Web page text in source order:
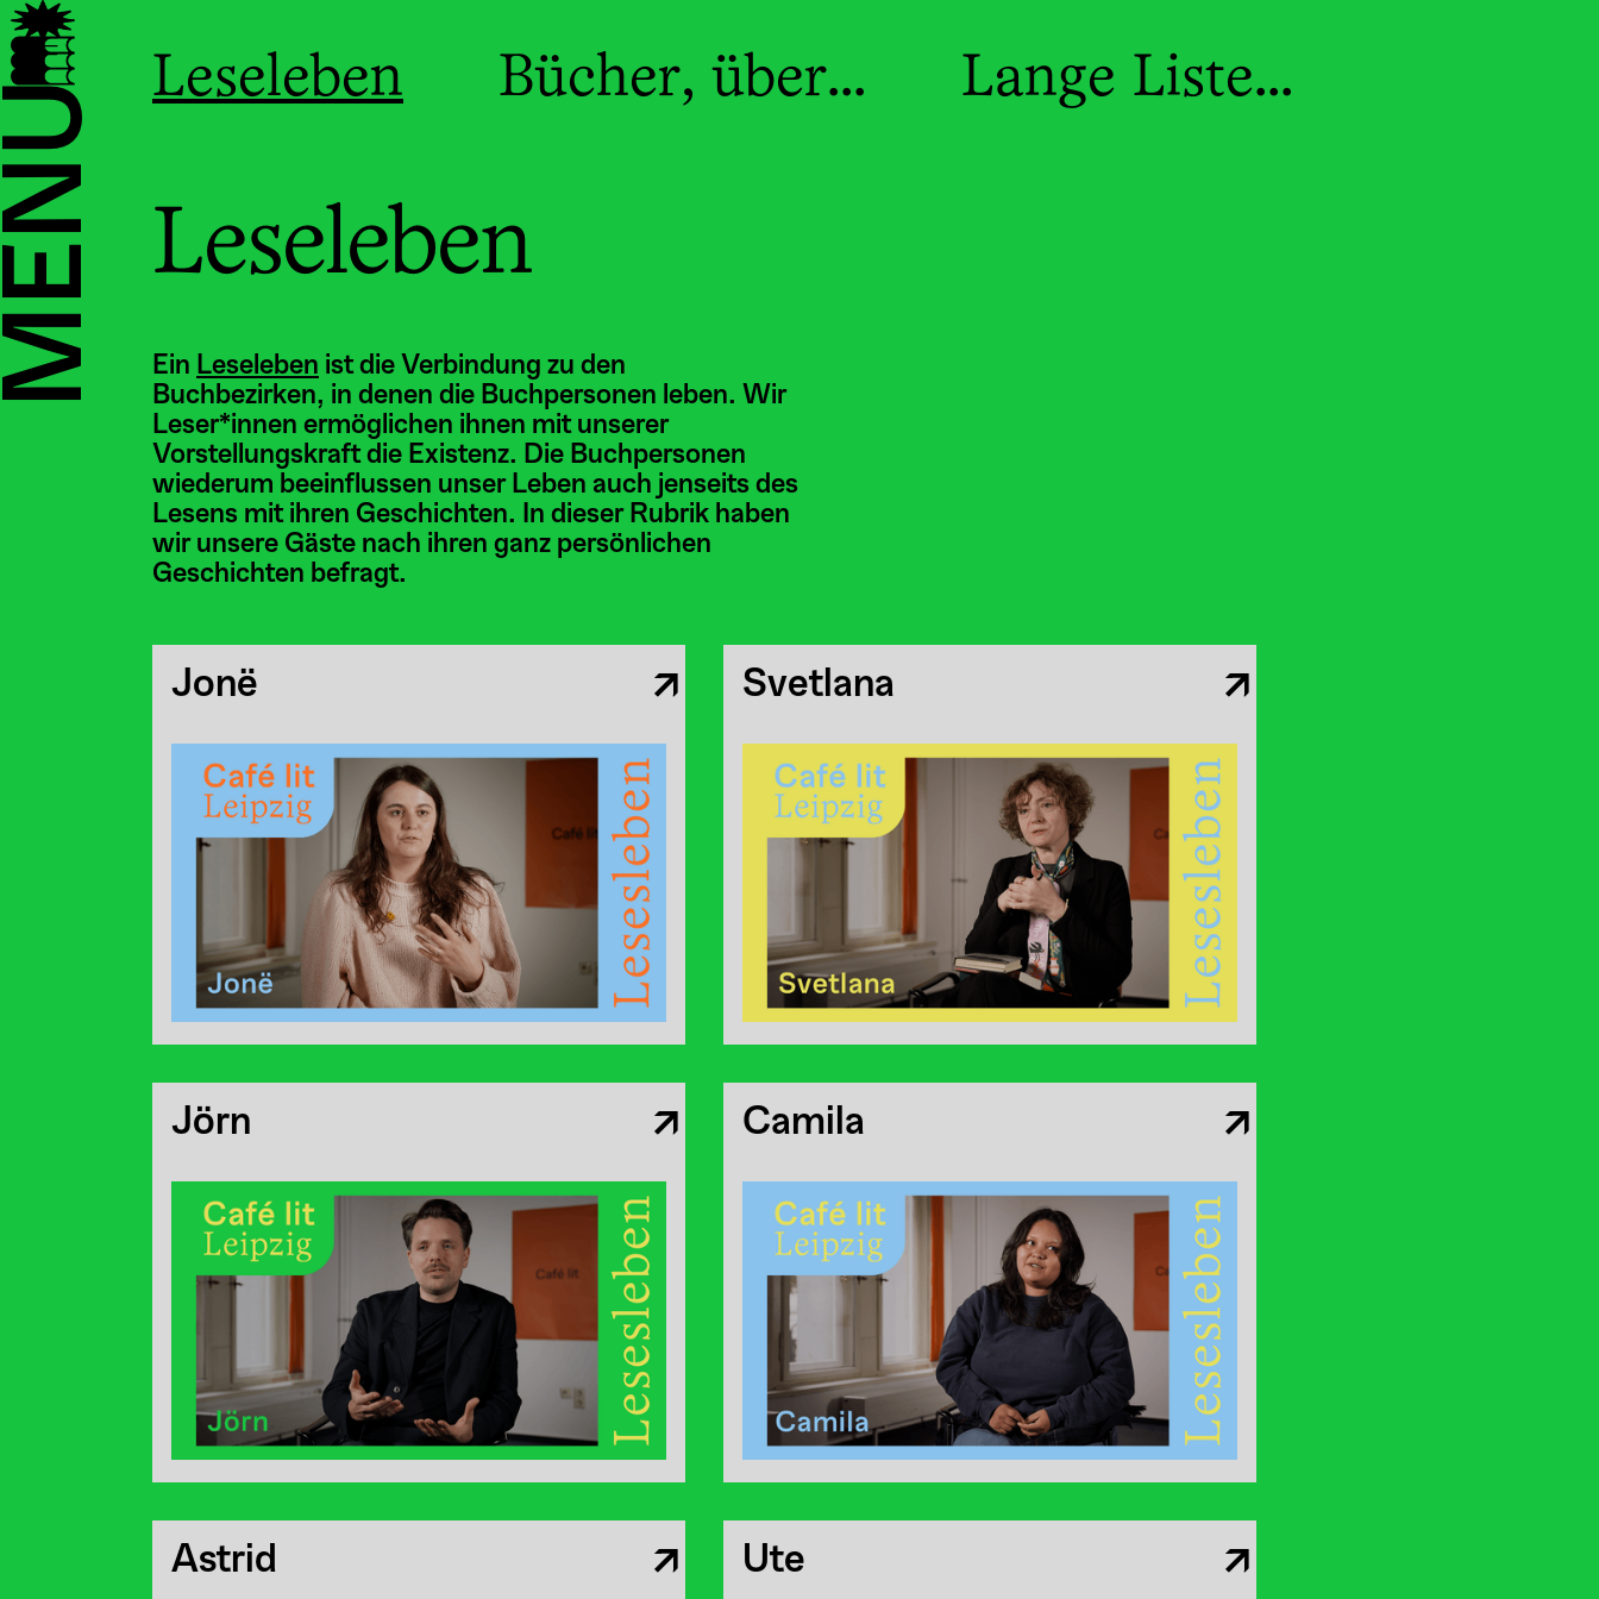
Leseleben Bücher, über... Lange Liste...
Leseleben
Ein Leseleben ist die Verbindung zu den
Buchbezirken, in denen die Buchpersonen leben. Wir
Leser*innen ermöglichen ihnen mit unserer
Vorstellungskraft die Existenz. Die Buchpersonen
wiederum beeinflussen unser Leben auch jenseits des
Lesens mit ihren Geschichten. In dieser Rubrik haben
wir unsere Gäste nach ihren ganz persönlichen
Geschichten befragt.
Jonë Svetlana
Jörn Camila
Astrid Ute